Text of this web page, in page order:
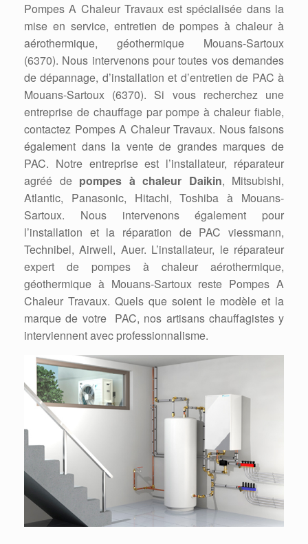
Pompes A Chaleur Travaux est spécialisée dans la
mise en service, entretien de pompes à chaleur à
aérothermique, géothermique Mouans-Sartoux
(6370). Nous intervenons pour toutes vos demandes
de dépannage, d’installation et d’entretien de PAC à
Mouans-Sartoux (6370). Si vous recherchez une
entreprise de chauffage par pompe à chaleur fiable,
contactez Pompes A Chaleur Travaux. Nous faisons
également dans la vente de grandes marques de
PAC. Notre entreprise est l’installateur, réparateur
agréé de pompes à chaleur Daikin, Mitsubishi,
Atlantic, Panasonic, Hitachi, Toshiba à Mouans-
Sartoux. Nous intervenons également pour
l’installation et la réparation de PAC viessmann,
Technibel, Airwell, Auer. L’installateur, le réparateur
expert de pompes à chaleur aérothermique,
géothermique à Mouans-Sartoux reste Pompes A
Chaleur Travaux. Quels que soient le modèle et la
marque de votre PAC, nos artisans chauffagistes y
interviennent avec professionnalisme.